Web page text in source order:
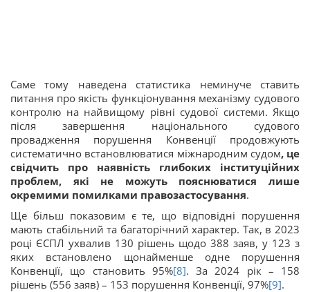
Саме тому наведена статистика неминуче ставить
питання про якість функціонування механізму судового
контролю на найвищому рівні судової системи. Якщо
після завершення національного судового
провадження порушення Конвенції продовжують
систематично встановлюватися міжнародним судом, це
свідчить про наявність глибоких інституційних
проблем, які не можуть пояснюватися лише
окремими помилками правозастосування.
Ще більш показовим є те, що відповідні порушення
мають стабільний та багаторічний характер. Так, в 2023
році ЄСПЛ ухвалив 130 рішень щодо 388 заяв, у 123 з
яких встановлено щонайменше одне порушення
Конвенції, що становить 95%[8]. За 2024 рік – 158
рішень (556 заяв) – 153 порушення Конвенції, 97%[9].